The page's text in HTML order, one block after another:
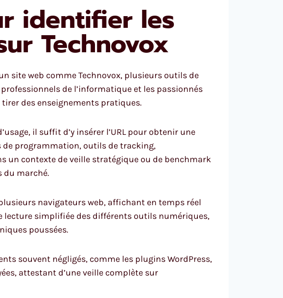
identifier les
Technovox
site web comme Technovox, plusieurs outils de
de l’informatique et les passionnés
des enseignements pratiques.
il suffit d’y insérer l’URL pour obtenir une
de programmation, outils de tracking,
un contexte de veille stratégique ou de benchmark
du marché.
navigateurs web, affichant en temps réel
lecture simplifiée des différents outils numériques,
poussées.
souvent négligés, comme les plugins WordPress,
attestant d’une veille complète sur